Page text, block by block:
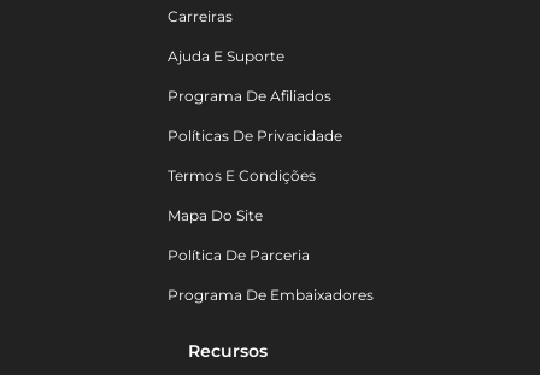
Carreiras
Ajuda E Suporte
Programa De Afiliados
Políticas De Privacidade
Termos E Condições
Mapa Do Site
Política De Parceria
Programa De Embaixadores
Recursos